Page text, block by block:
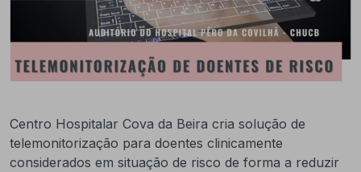
Centro Hospitalar Cova da Beira cria solução de
telemonitorização para doentes clinicamente
considerados em situação de risco de forma a reduzir